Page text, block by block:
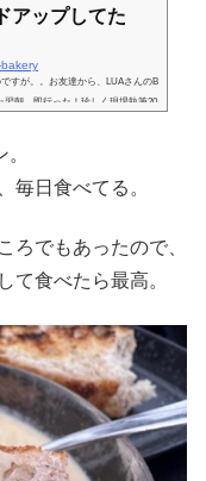
アップしてた
すが。。お友達から、LUAさんのB
朝、即行った！珍しく現場執筆20
ん奥に進んでいくとCan Tin baker
毎日食べてる。
ろでもあったので、
て食べたら最高。